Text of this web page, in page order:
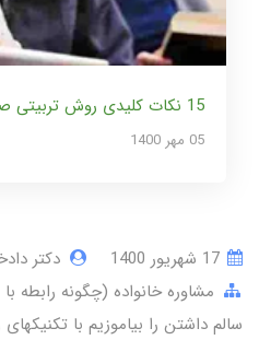
15 نکات کلیدی روش تربیتی صحیح که والدین باید بداند
05 مهر 1400
دکتر
مشاوره خانواده (چگونه رابطه
سالم داشتن را بیاموزیم با